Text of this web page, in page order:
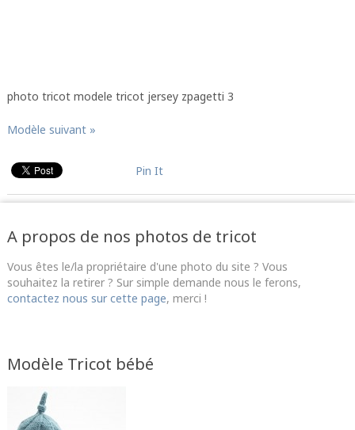
photo tricot modele tricot jersey zpagetti 3
Modèle suivant »
Pin It
A propos de nos photos de tricot
Vous êtes le/la propriétaire d'une photo du site ? Vous
souhaitez la retirer ? Sur simple demande nous le ferons,
contactez nous sur cette page, merci !
Modèle Tricot bébé